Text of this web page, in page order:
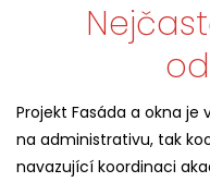
Projekt Fasáda a okna
na administrativu, tak
navazující koordinaci